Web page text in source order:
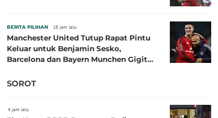
BERITA PILIHAN 18 jam lalu
Manchester United Tutup Rapat Pintu
Keluar untuk Benjamin Sesko,
Barcelona dan Bayern Munchen Gigit
SOROT
4 jam lalu